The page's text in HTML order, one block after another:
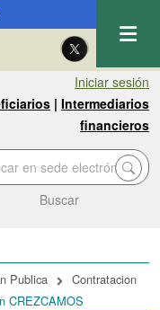
| Eng
Iniciar sesión
| Intermediarios
financieros
Buscar
a la
Publica
Contratacion
CREZCAMOS